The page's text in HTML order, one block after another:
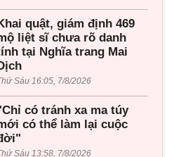
quật, giám định 469
liệt sĩ chưa rõ danh
tại Nghĩa trang Mai
Sáu 16:05, 7/8/2026
có tránh xa ma túy
có thể làm lại cuộc
Sáu 13:58, 7/8/2026